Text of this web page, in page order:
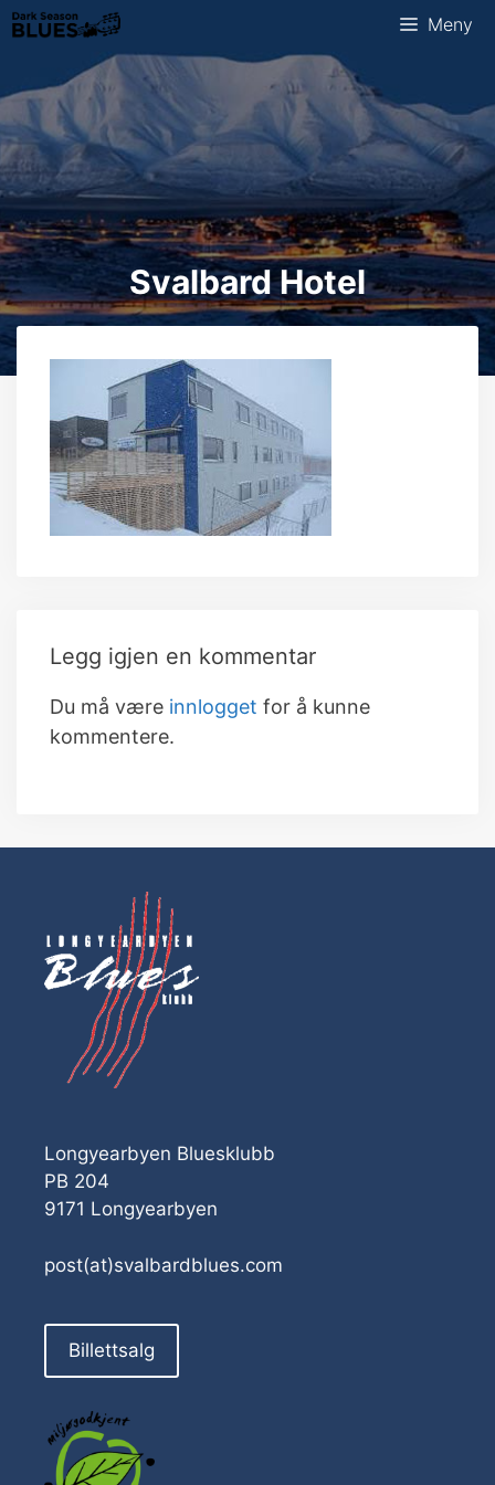
Hopp
til
Meny
Svalbard Hotel
Legg igjen en kommentar
Du må være innlogget for å kunne
kommentere.
Longyearbyen Bluesklubb
PB 204
9171 Longyearbyen
post(at)svalbardblues.com
Billettsalg